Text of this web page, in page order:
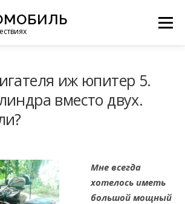
Меню
ЭТО ИНТЕРЕСНО
ОСТАЛЬНОЕ
иж юпитер 5.
вместо двух.
Мне всегда
хотелось иметь
большой мощный